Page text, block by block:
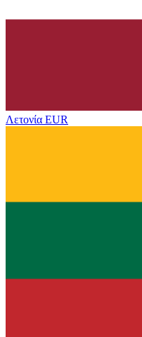
Λετονία EUR